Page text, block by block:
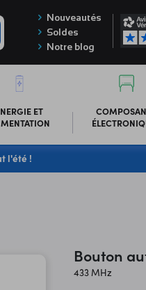
Nouveautés
Soldes
Notre blog
ET
l'été !
Bouton
433 MHz